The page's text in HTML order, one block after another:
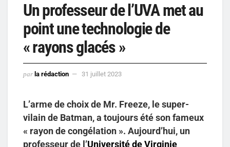
Un professeur de l’UVA met au
point une technologie de
« rayons glacés »
par la rédaction 31 juillet 2023
L’arme de choix de Mr. Freeze, le super-
vilain de Batman, a toujours été son fameux
« rayon de congélation ». Aujourd’hui, un
professeur de l’Université de Virginie